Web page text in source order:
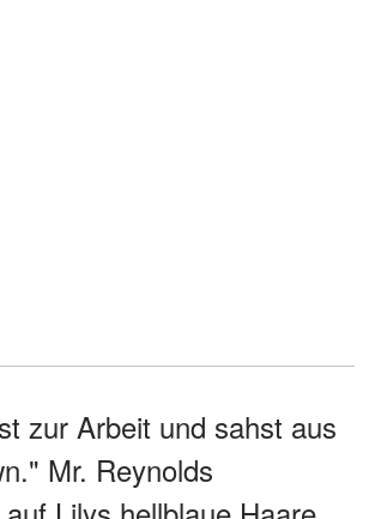
zur Arbeit und sahst aus
Mr. Reynolds